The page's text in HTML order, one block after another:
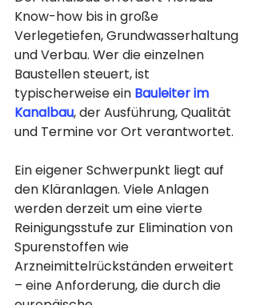
Know-how bis in große
Verlegetiefen, Grundwasserhaltung
und Verbau. Wer die einzelnen
Baustellen steuert, ist
typischerweise ein Bauleiter im
Kanalbau, der Ausführung, Qualität
und Termine vor Ort verantwortet.
Ein eigener Schwerpunkt liegt auf
den Kläranlagen. Viele Anlagen
werden derzeit um eine vierte
Reinigungsstufe zur Elimination von
Spurenstoffen wie
Arzneimittelrückständen erweitert
– eine Anforderung, die durch die